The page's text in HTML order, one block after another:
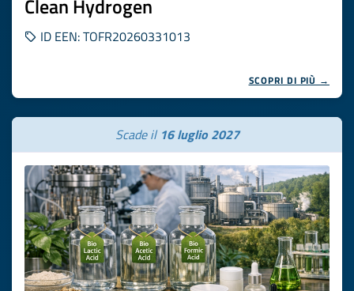
Clean Hydrogen
ID EEN: TOFR20260331013
SCOPRI DI PIÙ →
Scade il 16 luglio 2027